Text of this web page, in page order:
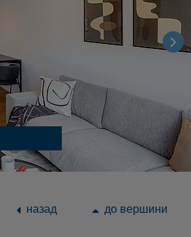
назад до вершини